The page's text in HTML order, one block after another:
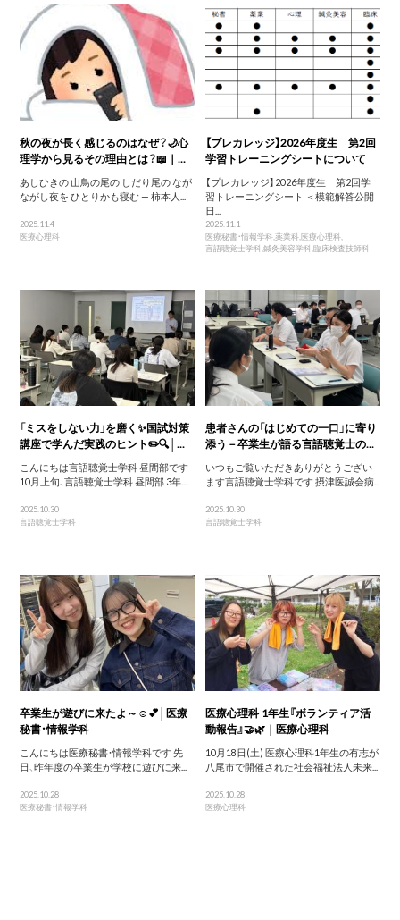
秋の夜が長く感じるのはなぜ？🌙心
理学から見るその理由とは？📖｜...
あしひきの 山鳥の尾の しだり尾の なが
ながし夜を ひとりかも寝む — 柿本人...
2025.11.4
医療心理科
【プレカレッジ】2026年度生 第2回
学習トレーニングシートについて
【プレカレッジ】2026年度生 第2回学
習トレーニングシート ＜模範解答公開
日...
2025.11.1
医療秘書・情報学科,薬業科,医療心理科,
言語聴覚士学科,鍼灸美容学科,臨床検査技師科
「ミスをしない力」を磨く✨国試対策
講座で学んだ実践のヒント✏️🔍│...
こんにちは言語聴覚士学科 昼間部です
10月上旬、言語聴覚士学科 昼間部 3年...
2025.10.30
言語聴覚士学科
患者さんの「はじめての一口」に寄り
添う－卒業生が語る言語聴覚士の...
いつもご覧いただきありがとうござい
ます言語聴覚士学科です 摂津医誠会病...
2025.10.30
言語聴覚士学科
卒業生が遊びに来たよ～☺️💕│医療
秘書・情報学科
こんにちは医療秘書・情報学科です 先
日、昨年度の卒業生が学校に遊びに来...
2025.10.28
医療秘書・情報学科
医療心理科 1年生『ボランティア活
動報告』🤝🌿｜医療心理科
10月18日(土) 医療心理科1年生の有志が
八尾市で開催された社会福祉法人未来...
2025.10.28
医療心理科